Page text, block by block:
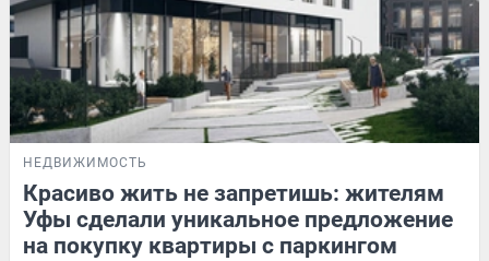
НЕДВИЖИМОСТЬ
Красиво жить не запретишь: жителям
Уфы сделали уникальное предложение
на покупку квартиры с паркингом